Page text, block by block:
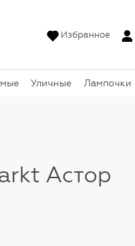
Избранное
Уличные Лампочки
Астор